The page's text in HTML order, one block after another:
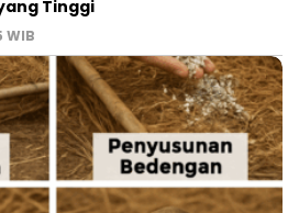
Tinggi
WIB